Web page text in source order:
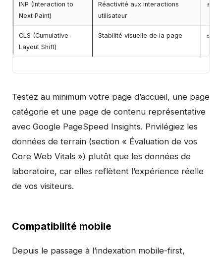
INP (Interaction to
Next Paint)
Réactivité aux interactions
utilisateur
≤
CLS (Cumulative
Layout Shift)
Stabilité visuelle de la page ≤ 0,1
Testez au minimum votre page d’accueil, une page
catégorie et une page de contenu représentative
avec Google PageSpeed Insights. Privilégiez les
données de terrain (section « Évaluation de vos
Core Web Vitals ») plutôt que les données de
laboratoire, car elles reflètent l’expérience réelle
de vos visiteurs.
Compatibilité mobile
Depuis le passage à l’indexation mobile-first,